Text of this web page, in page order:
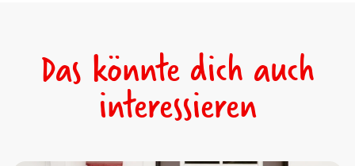
Das könnte dich auch
interessieren